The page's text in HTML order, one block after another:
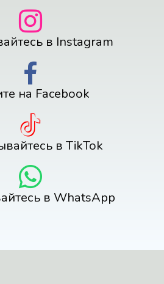
в Instagram
на Facebook
в TikTok
в WhatsApp